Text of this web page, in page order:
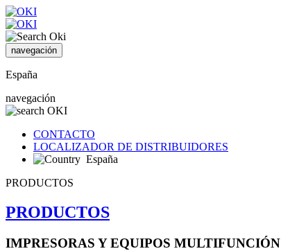
navegación
España
navegación
CONTACTO
LOCALIZADOR DE DISTRIBUIDORES
España
PRODUCTOS
PRODUCTOS
IMPRESORAS Y EQUIPOS MULTIFUNCIÓN